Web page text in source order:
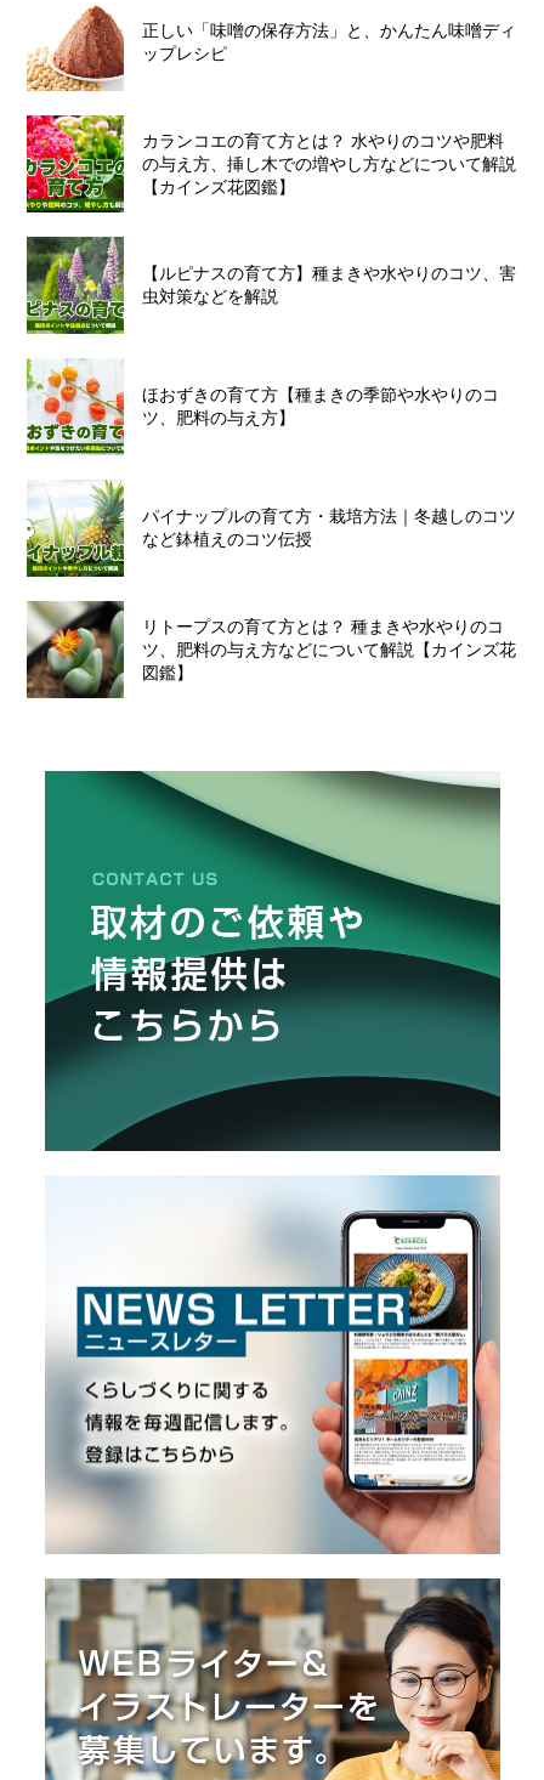
正しい「味噌の保存方法」と、かんたん味噌ディ
ップレシピ
カランコエの育て方とは？ 水やりのコツや肥料
の与え方、挿し木での増やし方などについて解説
【カインズ花図鑑】
【ルピナスの育て方】種まきや水やりのコツ、害
虫対策などを解説
ほおずきの育て方【種まきの季節や水やりのコ
ツ、肥料の与え方】
パイナップルの育て方・栽培方法｜冬越しのコツ
など鉢植えのコツ伝授
リトープスの育て方とは？ 種まきや水やりのコ
ツ、肥料の与え方などについて解説【カインズ花
図鑑】